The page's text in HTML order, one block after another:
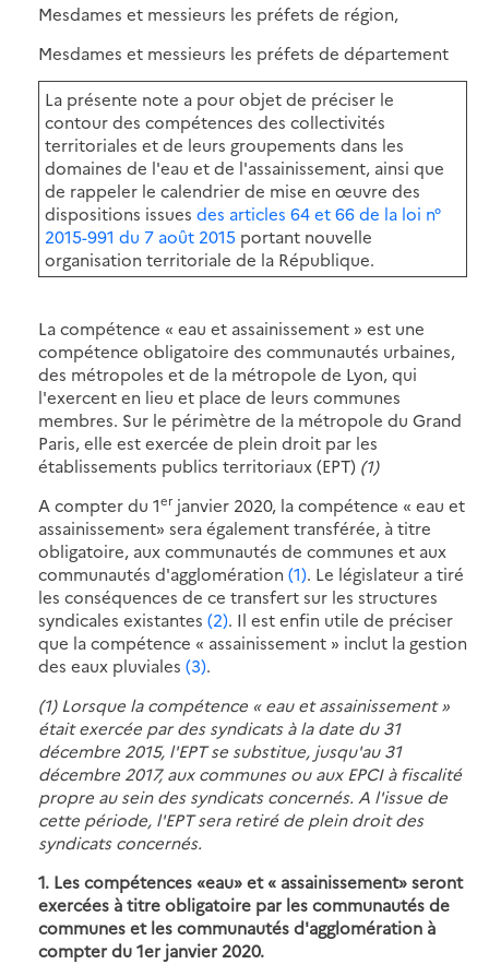
Mesdames et messieurs les préfets de région,
Mesdames et messieurs les préfets de département
La présente note a pour objet de préciser le
contour des compétences des collectivités
territoriales et de leurs groupements dans les
domaines de l'eau et de l'assainissement, ainsi que
de rappeler le calendrier de mise en œuvre des
dispositions issues des articles 64 et 66 de la loi n°
2015-991 du 7 août 2015 portant nouvelle
organisation territoriale de la République.
La compétence « eau et assainissement » est une
compétence obligatoire des communautés urbaines,
des métropoles et de la métropole de Lyon, qui
l'exercent en lieu et place de leurs communes
membres. Sur le périmètre de la métropole du Grand
Paris, elle est exercée de plein droit par les
établissements publics territoriaux (EPT) (1)
A compter du 1er janvier 2020, la compétence « eau et
assainissement» sera également transférée, à titre
obligatoire, aux communautés de communes et aux
communautés d'agglomération (1). Le législateur a tiré
les conséquences de ce transfert sur les structures
syndicales existantes (2). Il est enfin utile de préciser
que la compétence « assainissement » inclut la gestion
des eaux pluviales (3).
(1) Lorsque la compétence « eau et assainissement »
était exercée par des syndicats à la date du 31
décembre 2015, l'EPT se substitue, jusqu'au 31
décembre 2017, aux communes ou aux EPCI à fiscalité
propre au sein des syndicats concernés. A l'issue de
cette période, l'EPT sera retiré de plein droit des
syndicats concernés.
1. Les compétences «eau» et « assainissement» seront
exercées à titre obligatoire par les communautés de
communes et les communautés d'agglomération à
compter du 1er janvier 2020.